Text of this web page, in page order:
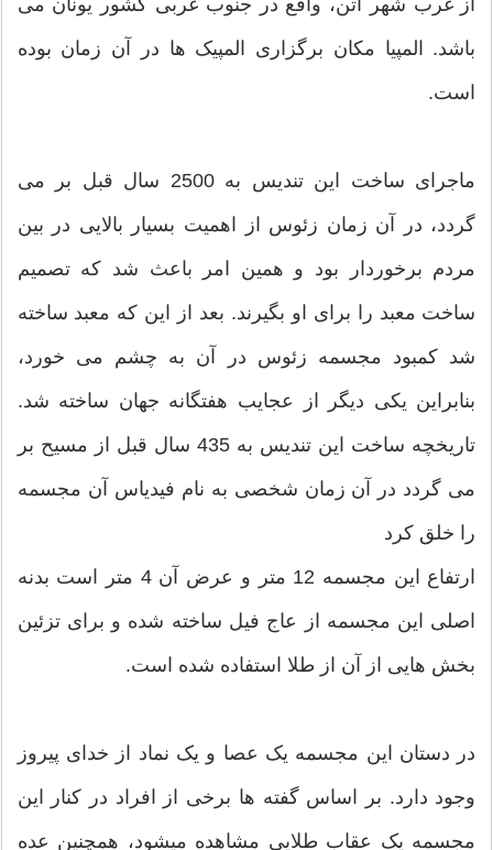
از غرب شهر آتن، واقع در جنوب غربی کشور یونان می
باشد. المپیا مکان برگزاری المپیک ها در آن زمان بوده
است.
ماجرای ساخت این تندیس به 2500 سال قبل بر می
گردد، در آن زمان زئوس از اهمیت بسیار بالایی در بین
مردم برخوردار بود و همین امر باعث شد که تصمیم
ساخت معبد را برای او بگیرند. بعد از این که معبد ساخته
شد کمبود مجسمه زئوس در آن به چشم می خورد،
بنابراین یکی دیگر از عجایب هفتگانه جهان ساخته شد.
تاریخچه ساخت این تندیس به 435 سال قبل از مسیح بر
می گردد در آن زمان شخصی به نام فیدیاس آن مجسمه
را خلق کرد
ارتفاع این مجسمه 12 متر و عرض آن 4 متر است بدنه
اصلی این مجسمه از عاج فیل ساخته شده و برای تزئین
بخش هایی از آن از طلا استفاده شده است.
در دستان این مجسمه یک عصا و یک نماد از خدای پیروز
وجود دارد. بر اساس گفته ها برخی از افراد در کنار این
مجسمه یک عقاب طلایی مشاهده میشود، همچنین عده